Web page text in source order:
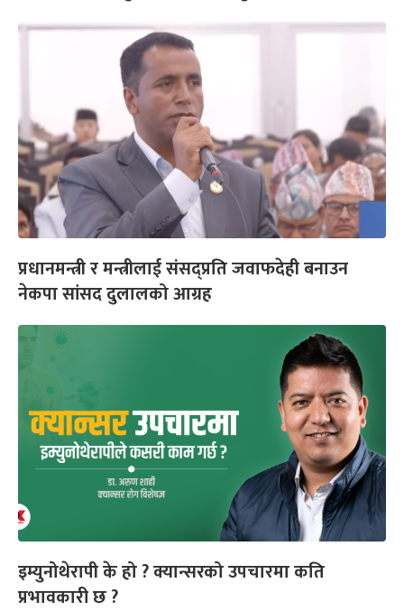
प्रधानमन्त्री र मन्त्रीलाई संसद्प्रति जवाफदेही बनाउन
नेकपा सांसद दुलालको आग्रह
इम्युनोथेरापी के हो ? क्यान्सरको उपचारमा कति
प्रभावकारी छ ?